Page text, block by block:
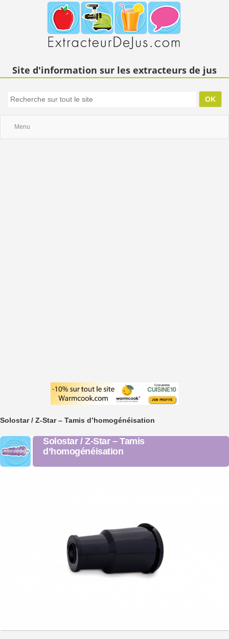
Site d'information sur les extracteurs de jus
Menu
Solostar / Z-Star – Tamis d’homogénéisation
Solostar / Z-Star – Tamis
d’homogénéisation